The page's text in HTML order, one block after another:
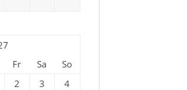
Fr Sa
So
2 3
4